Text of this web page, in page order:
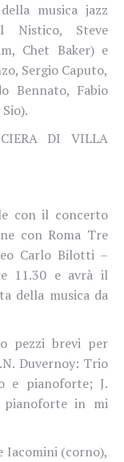
musica jazz
Nistico, Steve
Chet Baker) e
Sergio Caputo,
Bennato, Fabio
DI VILLA
con il concerto
con Roma Tre
Carlo Bilotti –
11.30 e avrà il
della musica da
pezzi brevi per
Duvernoy: Trio
e pianoforte; J.
in mi
Iacomini (corno),